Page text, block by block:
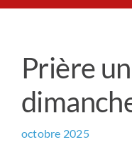
Prière universelle
Prière
octobre 2025